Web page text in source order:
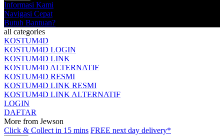
Informasi Kami
Navigasi Cepat
Butuh Bantuan?
all categories
KOSTUM4D
KOSTUM4D LOGIN
KOSTUM4D LINK
KOSTUM4D ALTERNATIF
KOSTUM4D RESMI
KOSTUM4D LINK RESMI
KOSTUM4D LINK ALTERNATIF
LOGIN
DAFTAR
More from Jewson
Click & Collect in 15 mins FREE next day delivery*